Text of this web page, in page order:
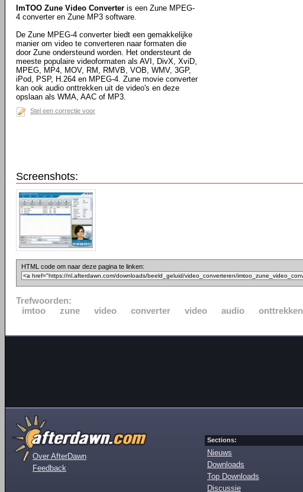
ImTOO Zune Video Converter is een Zune MPEG-
4 converter en Zune MP3 software.
De Zune MPEG-4 converter biedt een gemakkelijke
manier om video te converteren naar formaten die
door Zune ondersteund worden. Het ondersteunt de
meeste populaire videoformaten als AVI, DivX, XviD,
MPEG, MP4, MOV, RM, RMVB, VOB, WMV, 3GP,
iPod, PSP, H.264 en MPEG-4. Zune movie converter
kan ook audio onttrekken uit de video's en deze
opslaan als WMA, AAC of MP3.
Stel een correctie voor
Screenshots:
HTML code om naar deze pagina te linken:
Trefwoorden:
imtoo
zune video converter video audio onttrekken
Over AfterDawn
Feedback
Sections:
Nieuws
Downloads
Top Downloads
Discussie